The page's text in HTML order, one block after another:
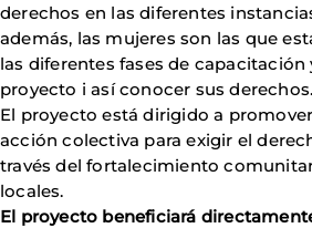
derechos en las diferentes
además, las mujeres son las que
las diferentes fases de capacitación
proyecto i así conocer sus derechos.
El proyecto está dirigido a
acción colectiva para exigir el
través del fortalecimiento
locales.
El proyecto beneficiará